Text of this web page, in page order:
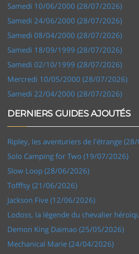
Samedi 10/06/2000 (28/07/2026)
Samedi 24/06/2000 (28/07/2026)
Samedi 08/04/2000 (28/07/2026)
Samedi 18/09/1999 (28/07/2026)
Samedi 02/10/1999 (28/07/2026)
Mercredi 10/05/2000 (28/07/2026)
Samedi 22/04/2000 (28/07/2026)
DERNIERS GUIDES AJOUTÉS
Ripley, les aventuriers de l'étrange
Solo Camping for Two (19/07/2026)
Slow Loop (28/06/2026)
Tofffsy (21/06/2026)
Jackson Five (12/06/2026)
Lodoss, la légende du chevalier
Demon King Daimao (25/05/2026)
Mechanical Marie (24/04/2026)